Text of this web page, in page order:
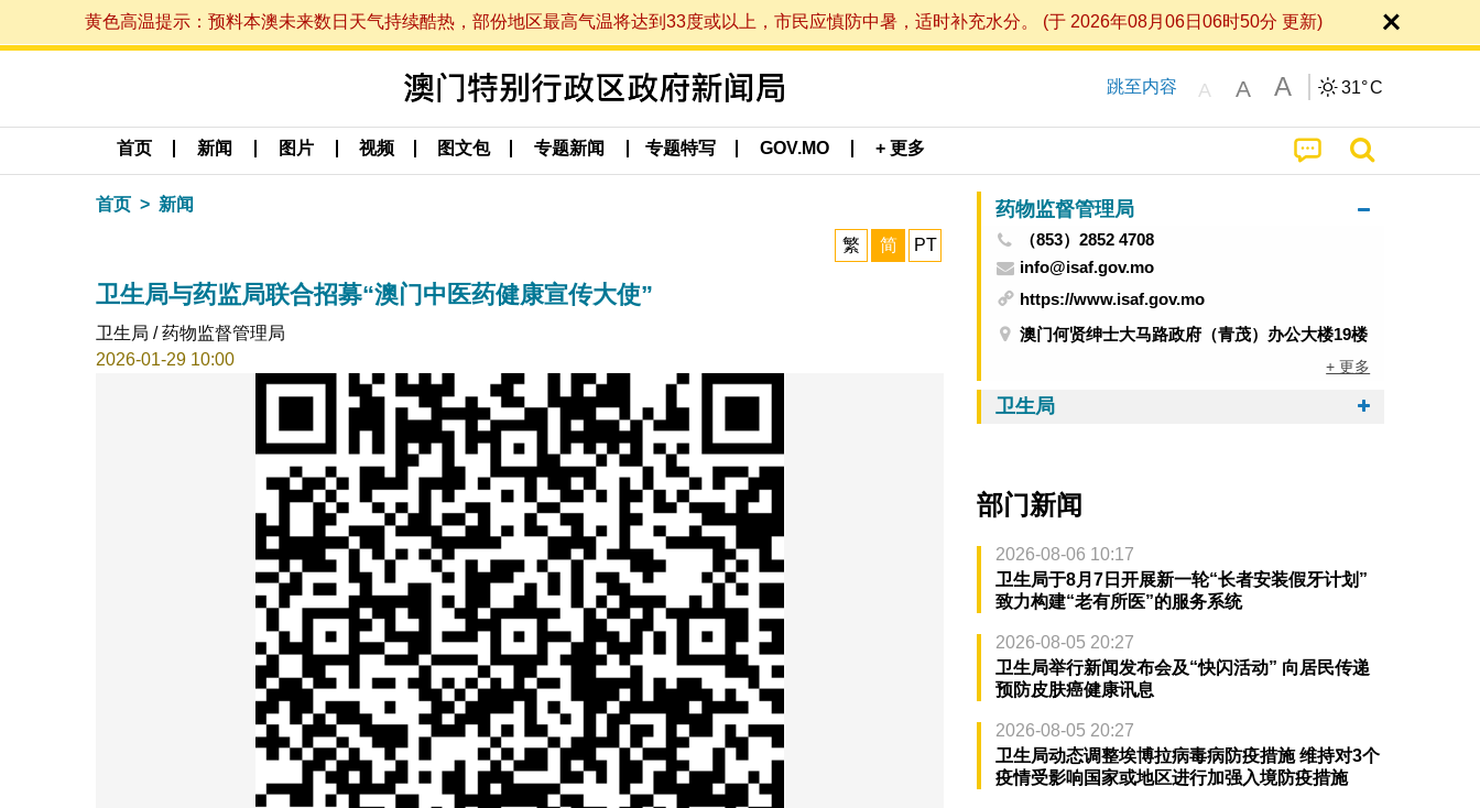
黄色高温提示：预料本澳未来数日天气持续酷热，部份地区最高气温将达到33度或以上，市民应慎防中暑，适时补充水分。 (于 2026年08月06日06时50分 更新)
跳至内容 A A A 31°C
首页 新闻 图片 视频 图文包 专题新闻 专题特写 GOV.MO + 更多
首页 新闻
繁 简 PT
卫生局与药监局联合招募“澳门中医药健康宣传大使”
卫生局 / 药物监督管理局
2026-01-29 10:00
药物监督管理局
（853）2852 4708
info@isaf.gov.mo
https://www.isaf.gov.mo
澳门何贤绅士大马路政府（青茂）办公大楼19楼
+ 更多
卫生局
部门新闻
2026-08-06 10:17
卫生局于8月7日开展新一轮“长者安装假牙计划”
致力构建“老有所医”的服务系统
2026-08-05 20:27
卫生局举行新闻发布会及“快闪活动” 向居民传递
预防皮肤癌健康讯息
2026-08-05 20:27
卫生局动态调整埃博拉病毒病防疫措施 维持对3个
疫情受影响国家或地区进行加强入境防疫措施